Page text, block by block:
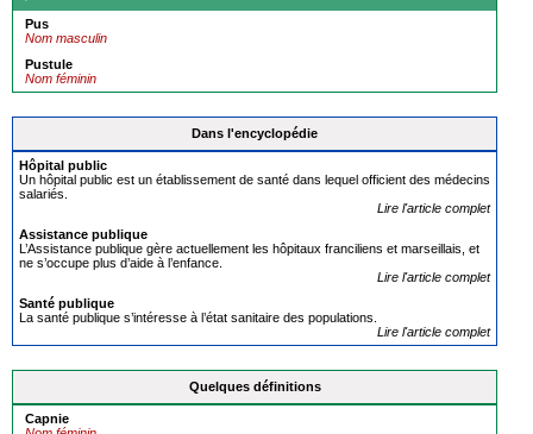
Pus
Nom masculin
Pustule
Nom féminin
Dans l'encyclopédie
Hôpital public
Un hôpital public est un établissement de santé dans lequel officient des médecins
salariés.
Lire l'article complet
Assistance publique
L’Assistance publique gère actuellement les hôpitaux franciliens et marseillais, et
ne s’occupe plus d’aide à l’enfance.
Lire l'article complet
Santé publique
La santé publique s’intéresse à l’état sanitaire des populations.
Lire l'article complet
Quelques définitions
Capnie